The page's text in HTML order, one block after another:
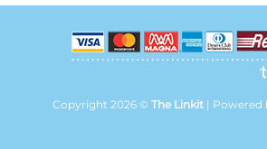
Copyright 2026 © The Linkit| Powered